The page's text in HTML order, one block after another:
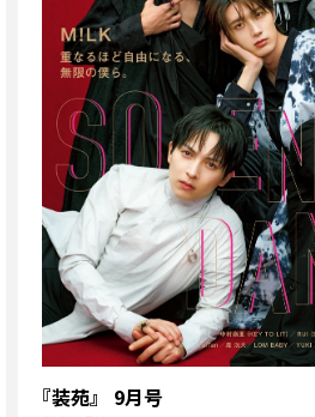
『装苑』 9月号